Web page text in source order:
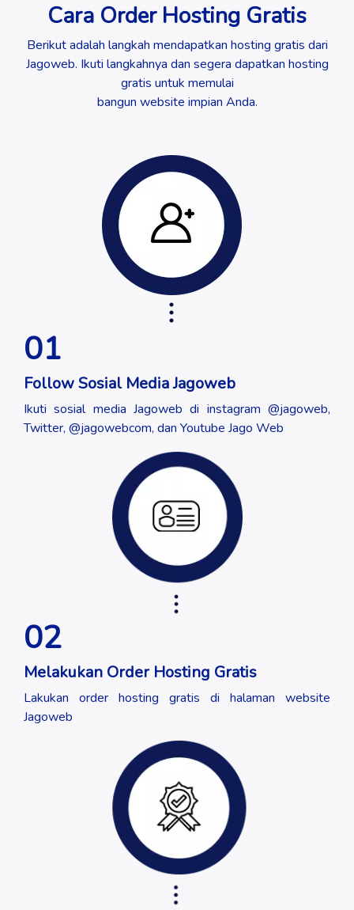
Cara Order Hosting Gratis
Berikut adalah langkah mendapatkan hosting gratis dari
Jagoweb. Ikuti langkahnya dan segera dapatkan hosting
gratis untuk memulai
bangun website impian Anda.
01
Follow Sosial Media Jagoweb
Ikuti sosial media Jagoweb di instagram @jagoweb,
Twitter, @jagowebcom, dan Youtube Jago Web
02
Melakukan Order Hosting Gratis
Lakukan order hosting gratis di halaman website
Jagoweb